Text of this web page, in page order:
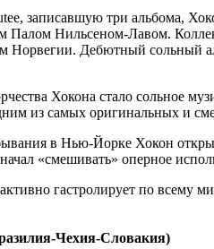
записавшую три альбома,
Палом Нильсеном-Лавом.
Норвегии. Дебютный сольный
Хокона стало сольное
из самых оригинальных и
в Нью-Йорке Хокон
«смешивать» оперное
гастролирует по всему
Чехия-Словакия)